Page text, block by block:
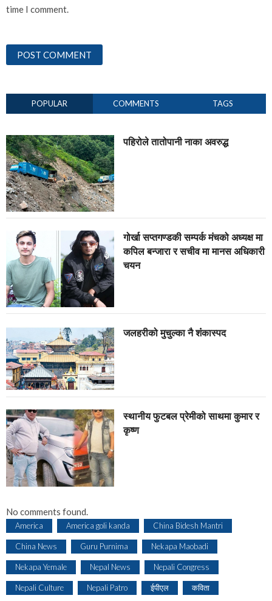
time I comment.
POPULAR COMMENTS TAGS
पहिरोले तातोपानी नाका अवरुद्ध
गोर्खा सप्तगण्डकी सम्पर्क मंचको अध्यक्ष मा
कपिल बन्जारा र सचीव मा मानस अधिकारी
चयन
जलहरीको मुचुल्का नै शंंकास्पद
स्थानीय फुटबल प्रेमीको साथमा कुमार र
कृष्ण
No comments found.
America America goli kanda China Bidesh Mantri
China News Guru Purnima Nekapa Maobadi
Nekapa Yemale Nepal News Nepali Congress
Nepali Culture Nepali Patro ईपीएल कविता